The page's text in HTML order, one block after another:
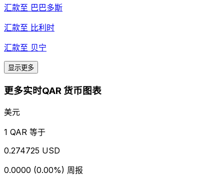
汇款至 巴巴多斯
汇款至 比利时
汇款至 贝宁
显示更多
更多实时QAR 货币图表
美元
1 QAR 等于
0.274725 USD
0.0000 (0.00%) 周报